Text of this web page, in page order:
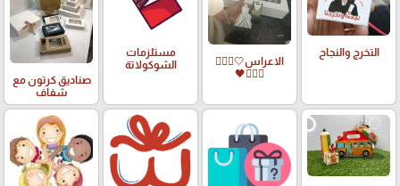
التخرج والنجاح
الاعراس🤍🤵🏻‍♀️
👰🏻‍♀️🖤
مستلزمات
الشوكولاتة
صناديق كرتون مع
شفاف